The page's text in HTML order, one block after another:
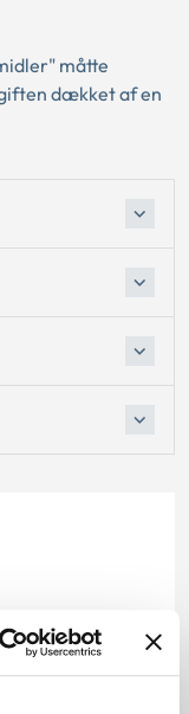
måtte
dækket af en